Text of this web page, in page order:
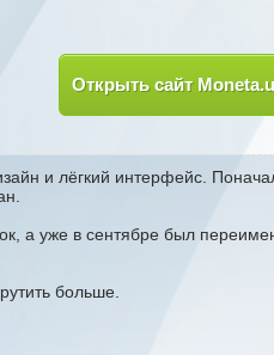
Открыть сайт
и лёгкий интерфейс.
а уже в сентябре был
больше.